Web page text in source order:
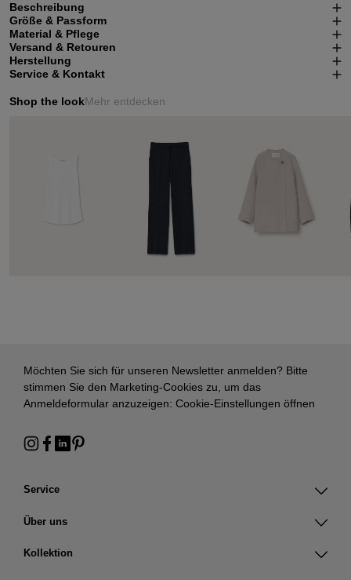
Beschreibung
Größe & Passform
Material & Pflege
Versand & Retouren
Herstellung
Service & Kontakt
Shop the lookMehr entdecken
Service
Über uns
Kollektion
Möchten Sie sich für unseren Newsletter anmelden? Bitte
stimmen Sie den Marketing-Cookies zu, um das
Anmeldeformular anzuzeigen: Cookie-Einstellungen öffnen